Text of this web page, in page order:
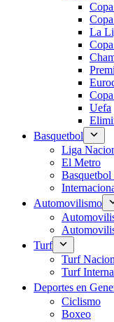
La
Uefa
Basquetbol
Liga
El Metro
Basquetbol
Automovilismo
Turf
Turf
Turf
Deportes en
Ciclismo
Boxeo